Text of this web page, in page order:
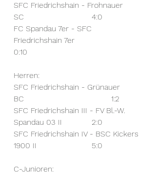
SFC Friedrichshain - Frohnauer
SC				4:0
FC Spandau 7er - SFC
Friedrichshain 7er
0:10
Herren:
SFC Friedrichshain - Grünauer
BC					1:2
SFC Friedrichshain III - FV Bl.-W.
Spandau 03 II		2:0
SFC Friedrichshain IV - BSC Kickers
1900 II			5:0
C-Junioren: